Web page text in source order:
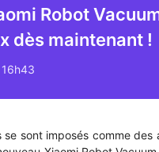
Robot
dès maintenant !
sont imposés comme